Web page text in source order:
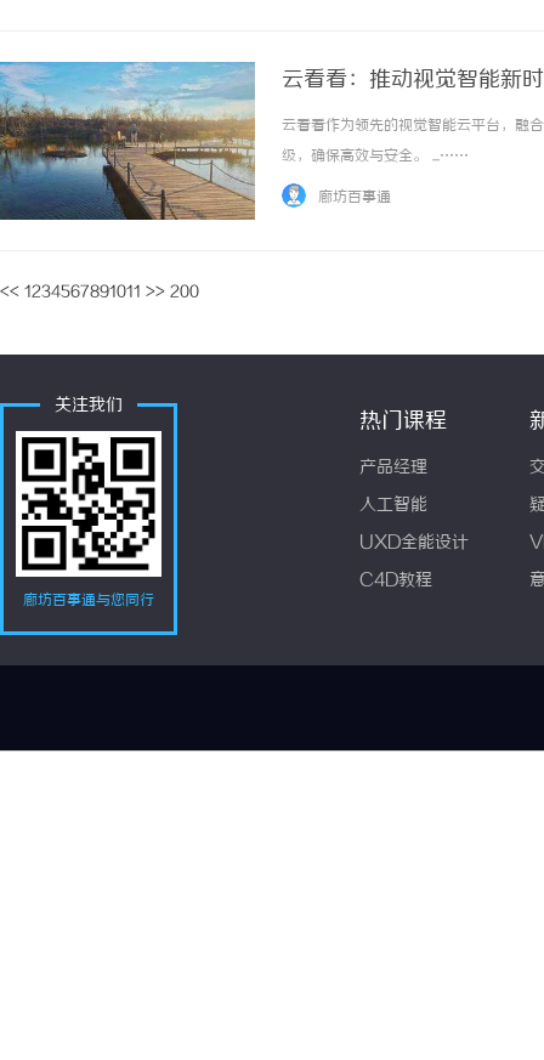
云看看：推动视觉智能新
云看看作为领先的视觉智能云平台，融
级，确保高效与安全。 ...……
廊坊百事通
<< 1234567891011 >> 200
关注我们
廊坊百事通与您同行
热门课程
产品经理
人工智能
UXD全能设计
C4D教程